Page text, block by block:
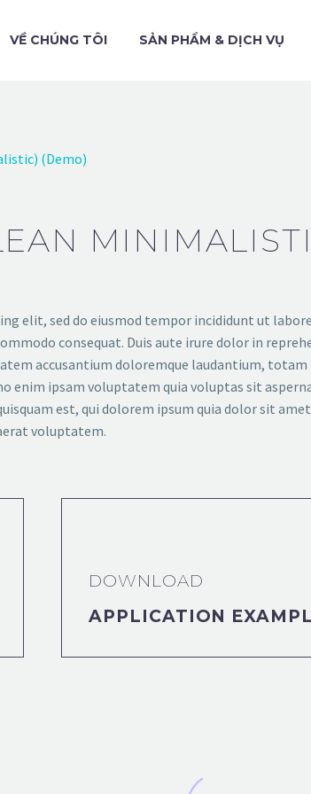
VỀ CHÚNG TÔI SẢN PHẨM & DỊCH VỤ
(Demo)
elit, sed do eiusmod tempor incididunt ut
consequat. Duis aute irure dolor in
accusantium doloremque laudantium,
enim ipsam voluptatem quia voluptas sit
est, qui dolorem ipsum quia dolor sit
voluptatem.
DOWNLOAD
APPLICATION